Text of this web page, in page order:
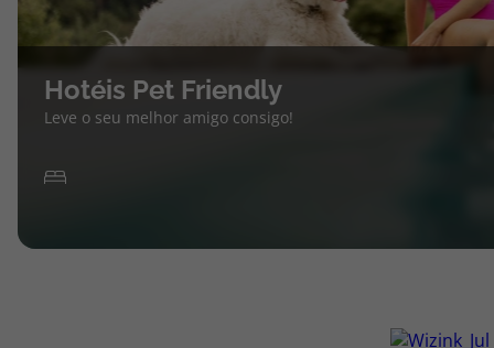
Hotéis Pet Friendly
Leve o seu melhor amigo consigo!